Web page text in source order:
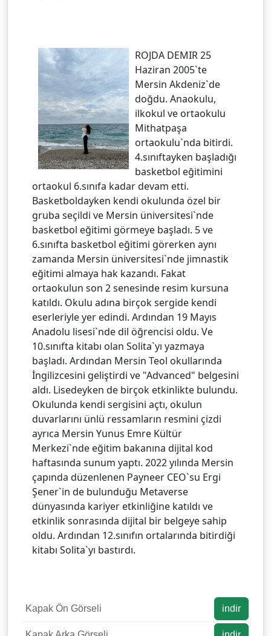
ROJDA DEMIR 25
Haziran 2005`te
Mersin Akdeniz`de
doğdu. Anaokulu,
ilkokul ve ortaokulu
Mithatpaşa
ortaokulu`nda bitirdi.
4.sınıftayken başladığı
basketbol eğitimini
ortaokul 6.sınıfa kadar devam etti.
Basketboldayken kendi okulunda özel bir
gruba seçildi ve Mersin üniversitesi`nde
basketbol eğitimi görmeye başladı. 5 ve
6.sınıfta basketbol eğitimi görerken aynı
zamanda Mersin üniversitesi`nde jimnastik
eğitimi almaya hak kazandı. Fakat
ortaokulun son 2 senesinde resim kursuna
katıldı. Okulu adına birçok sergide kendi
eserleriyle yer edindi. Ardından 19 Mayıs
Anadolu lisesi`nde dil öğrencisi oldu. Ve
10.sınıfta kitabı olan Solita`yı yazmaya
başladı. Ardından Mersin Teol okullarında
İngilizcesini geliştirdi ve "Advanced" belgesini
aldı. Lisedeyken de birçok etkinlikte bulundu.
Okulunda kendi sergisini açtı, okulun
duvarlarını ünlü ressamların resmini çizdi
ayrıca Mersin Yunus Emre Kültür
Merkezi`nde eğitim bakanına dijital kod
haftasında sunum yaptı. 2022 yılında Mersin
çapında düzenlenen Payneer CEO`su Ergi
Şener`in de bulunduğu Metaverse
dünyasında kariyer etkinliğine katıldı ve
etkinlik sonrasında dijital bir belgeye sahip
oldu. Ardından 12.sınıfın ortalarında bitirdiği
kitabı Solita`yı bastırdı.
Kapak Ön Görseli indir